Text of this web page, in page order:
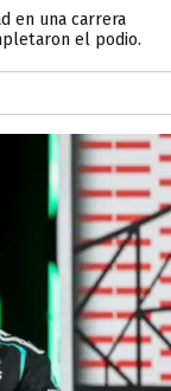
en una carrera
el podio.